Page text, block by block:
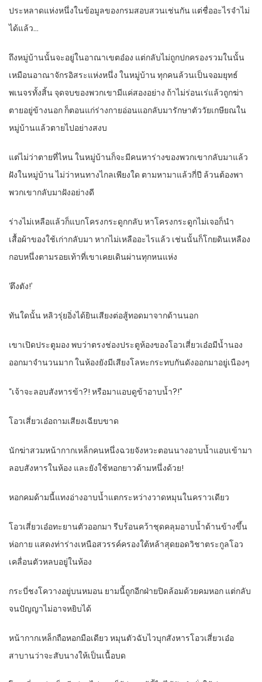
ประหลาดแห่งหนึ่งในข้อมูลของกรมสอบสวนเช่นกัน แต่ชื่ออะไรจำไม่
ได้แล้ว…
ถึงหมู่บ้านนั้นจะอยู่ในอาณาเขตอ๋อง แต่กลับไม่ถูกปกครองรวมในนั้น
เหมือนอาณาจักรอิสระแห่งหนึ่ง ในหมู่บ้าน ทุกคนล้วนเป็นจอมยุทธ์
พเนจรทั้งสิ้น จุดจบของพวกเขามีแค่สองอย่าง ถ้าไม่ร่อนเร่แล้วถูกฆ่า
ตายอยู่ข้างนอก ก็ตอนแก่ร่างกายอ่อนแอกลับมารักษาตัววัยเกษียณใน
หมู่บ้านแล้วตายไปอย่างสงบ
แต่ไม่ว่าตายที่ไหน ในหมู่บ้านก็จะมีคนหาร่างของพวกเขากลับมาแล้ว
ฝังในหมู่บ้าน ไม่ว่าหนทางไกลเพียงใด ตามหามาแล้วกี่ปี ล้วนต้องพา
พวกเขากลับมาฝังอย่างดี
ร่างไม่เหลือแล้วก็แบกโครงกระดูกกลับ หาโครงกระดูกไม่เจอก็นำ
เสื้อผ้าของใช้เก่ากลับมา หากไม่เหลืออะไรแล้ว เช่นนั้นก็โกยดินเหลือง
กอบหนึ่งตามรอยเท้าที่เขาเคยเดินผ่านทุกหนแห่ง
‘ตึงตัง!’
ทันใดนั้น หลิวรุ่ยอิ่งได้ยินเสียงต่อสู้ทอดมาจากด้านนอก
เขาเปิดประตูมอง พบว่าตรงช่องประตูห้องของโอวเสี่ยวเอ๋อมีน้ำนอง
ออกมาจำนวนมาก ในห้องยังมีเสียงโลหะกระทบกันดังออกมาอยู่เนืองๆ
“เจ้าจะลอบสังหารข้า?! หรือมาแอบดูข้าอาบน้ำ?!”
โอวเสี่ยวเอ๋อถามเสียงเฉียบขาด
นักฆ่าสวมหน้ากากเหล็กคนหนึ่งฉวยจังหวะตอนนางอาบน้ำแอบเข้ามา
ลอบสังหารในห้อง และยังใช้หอกยาวด้ามหนึ่งด้วย!
หอกคมด้ามนี้แทงอ่างอาบน้ำแตกระหว่างวาดหมุนในคราวเดียว
โอวเสี่ยวเอ๋อทะยานตัวออกมา รีบร้อนคว้าชุดคลุมอาบน้ำด้านข้างขึ้น
ห่อกาย แสดงท่าร่างเหนือสวรรค์ครองใต้หล้าสุดยอดวิชาตระกูลโอว
เคลื่อนตัวหลบอยู่ในห้อง
กระบี่ชงโควางอยู่บนหมอน ยามนี้ถูกอีกฝ่ายปิดล้อมด้วยคมหอก แต่กลับ
จนปัญญาไม่อาจหยิบได้
หน้ากากเหล็กถือหอกมือเดียว หมุนตัวฉับไวบุกสังหารโอวเสี่ยวเอ๋อ
สาบานว่าจะสับนางให้เป็นเนื้อบด